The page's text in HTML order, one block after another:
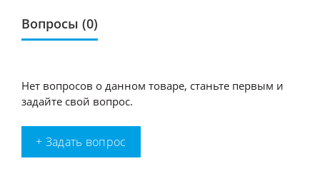
Вопросы (0)
Нет вопросов о данном товаре, станьте первым и
задайте свой вопрос.
+ Задать вопрос